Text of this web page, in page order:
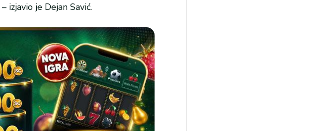
– izjavio je Dejan Savić.